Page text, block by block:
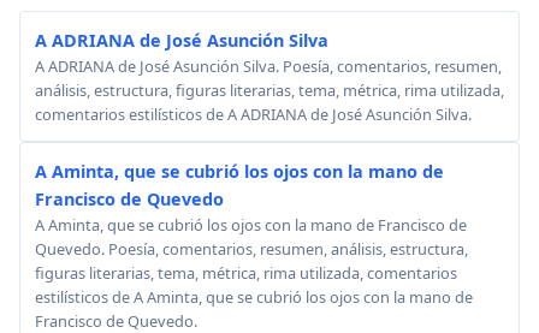
A ADRIANA de José Asunción Silva
A ADRIANA de José Asunción Silva. Poesía, comentarios, resumen,
análisis, estructura, figuras literarias, tema, métrica, rima utilizada,
comentarios estilísticos de A ADRIANA de José Asunción Silva.
A Aminta, que se cubrió los ojos con la mano de
Francisco de Quevedo
A Aminta, que se cubrió los ojos con la mano de Francisco de
Quevedo. Poesía, comentarios, resumen, análisis, estructura,
figuras literarias, tema, métrica, rima utilizada, comentarios
estilísticos de A Aminta, que se cubrió los ojos con la mano de
Francisco de Quevedo.